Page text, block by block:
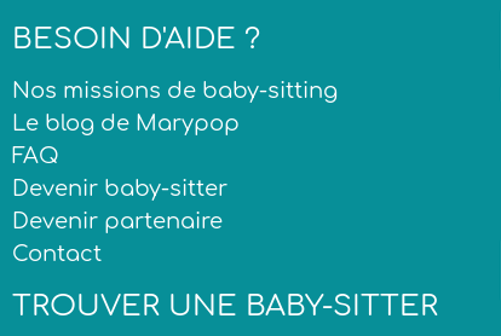
BESOIN D'AIDE ?
Nos missions de baby-sitting
Le blog de Marypop
FAQ
Devenir baby-sitter
Devenir partenaire
Contact
TROUVER UNE BABY-SITTER